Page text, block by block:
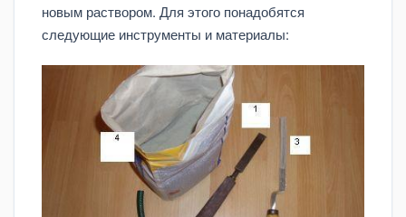
новым раствором. Для этого понадобятся
следующие инструменты и материалы: